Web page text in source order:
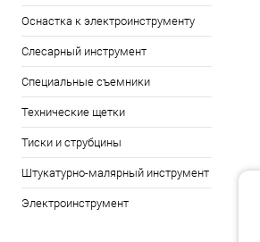
Оснастка к электроинструменту
Слесарный инструмент
Специальные съемники
Технические щетки
Тиски и струбцины
Штукатурно-малярный инструмент
Электроинструмент